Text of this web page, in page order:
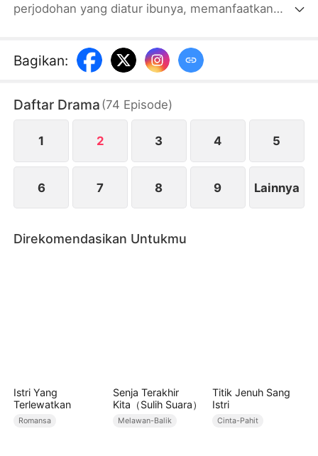
perjodohan yang diatur ibunya, memanfaatkan
keberadaan anak mereka dan mulai mengejar Delia.
Indira, yang cemburu pada Delia, terus-menerus
menyelamatkan Delia dan putranya. Saat itulah,
Delia menemukan bahwa dia adalah putri kandung
Keluarga Mukti yang sebenarnya.
Bagikan:
Daftar Drama (74 Episode)
1 2 3 4 5
6 7 8 9 Lainnya
Direkomendasikan Untukmu
Istri Yang
Terlewatkan
Romansa
Senja Terakhir
Kita（Sulih Suara）
Melawan-Balik
Titik Jenuh Sang
Istri
Cinta-Pahit